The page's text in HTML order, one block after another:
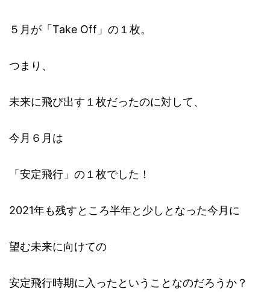
５月が「Take Off」の１枚。
つまり、
未来に飛び出す１枚だったのに対して、
今月６月は
「安定飛行」の１枚でした！
2021年も残すところ半年と少しとなった今月に
望む未来に向けての
安定飛行時期に入ったということなのだろうか？